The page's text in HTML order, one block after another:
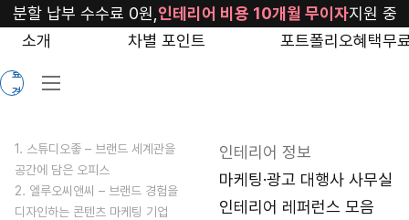
blog/marketing-
office-
interior
료
견
소개 차별 포인트 포트폴리오혜택무
분할 납부 수수료 0원, 인테리어 비용 10개월 무이자지원 중
마케팅·광고 대행사 사무실
인테리어 레퍼런스 모음
인테리어 정보
1. 스튜디오좋 – 브랜드 세계관을
공간에 담은 오피스
2. 엘루오씨앤씨 – 브랜드 경험을
디자인하는 콘텐츠 마케팅 기업